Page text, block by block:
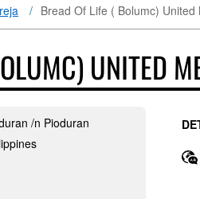
Bread Of Life ( Bolumc) United
UNITED
/n Pioduran